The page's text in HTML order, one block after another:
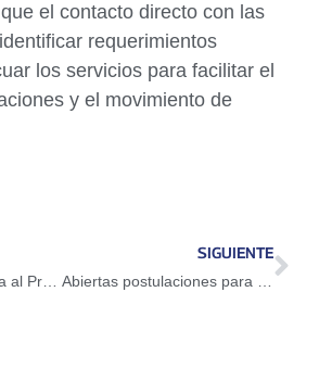
el contacto directo con las
requerimientos
los servicios para facilitar el
y el movimiento de
Abierta la convocatoria al Premio Nacional de Literatura Stefania Mosca 2026
SIGUIENTE
Abiertas postulaciones para becas de investigación en cine por 60 años de Cinemateca Nacional